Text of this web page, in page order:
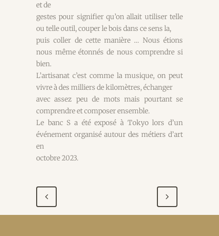
et de
gestes pour signifier qu’on allait utiliser telle
ou telle outil, couper le bois dans ce sens la,
puis coller de cette manière … Nous étions
nous même étonnés de nous comprendre si
bien.
L’artisanat c’est comme la musique, on peut
vivre à des milliers de kilomètres, échanger
avec assez peu de mots mais pourtant se
comprendre et composer ensemble.
Le banc S a été exposé à Tokyo lors d’un
événement organisé autour des métiers d’art
en
octobre 2023.